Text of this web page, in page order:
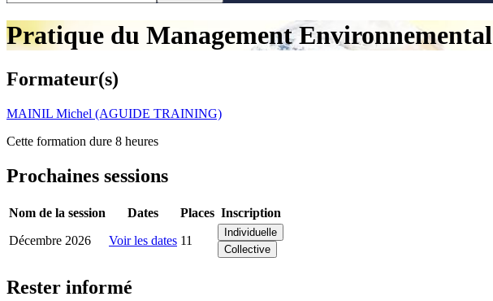
Pratique du Management Environnemental
Formateur(s)
MAINIL Michel (AGUIDE TRAINING)
Cette formation dure 8 heures
Prochaines sessions
Nom de la session Dates Places Inscription
Décembre 2026
Voir les dates 11
Individuelle
Collective
Rester informé